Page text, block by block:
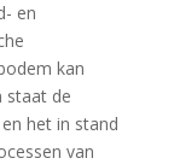
en
kan
staat de
het in stand
van